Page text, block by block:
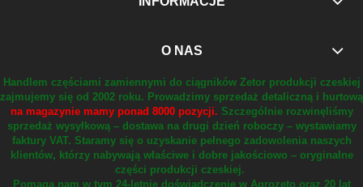
O NAS
Handlem częściami zamiennymi do ciągników Zetor produkcji czeskiej
zajmujemy się od 2002 roku. Prowadzimy sprzedaż detaliczną i hurtową
na magazynie mamy ponad 8000 pozycji. Szczególnie rozwinęliśmy
sprzedaż wysyłkową – dostawa na drugi dzień roboczy – wystawiamy
faktury VAT. Staramy się o uzyskanie pełnego zadowolenia naszych
klientów, którzy nabywają właściwe i dobre jakościowo – oryginalne
części produkcji czeskiej.
Pomaga nam w tym 24-letnie doświadczenie w Agrozeto oraz 20 lat